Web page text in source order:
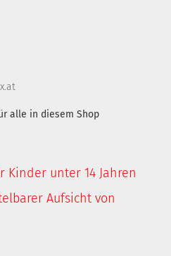
alle in diesem Shop
Kinder unter 14 Jahren
Aufsicht von